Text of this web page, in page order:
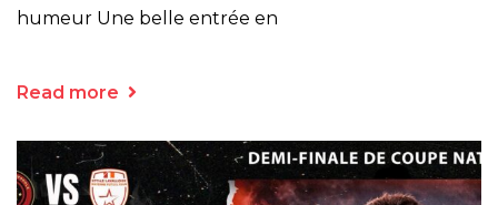
humeur Une belle entrée en
Read more